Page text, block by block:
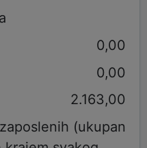
0,00
0,00
2.163,00
(ukupan